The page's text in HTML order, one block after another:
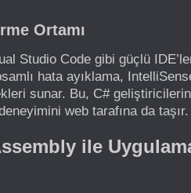
Ortamı
Studio Code gibi güçlü
hata ayıklama,
sunar. Bu, C#
web tarafına da taşır.
ile